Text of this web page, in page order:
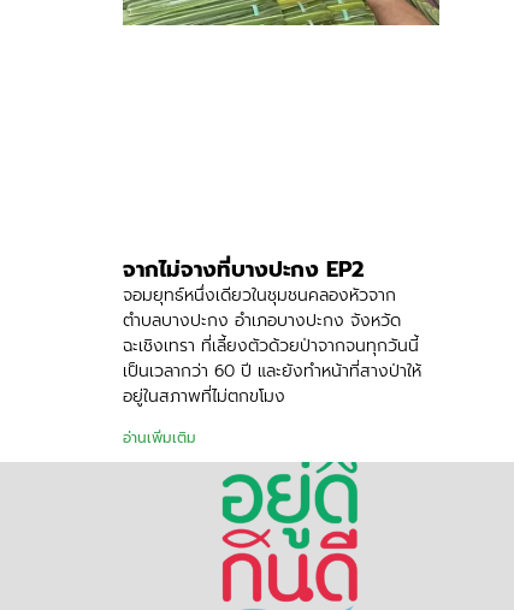
จากไม่จางที่บางปะกง EP2
จอมยุทธ์หนึ่งเดียวในชุมชนคลองหัวจาก
ตำบลบางปะกง อำเภอบางปะกง จังหวัด
ฉะเชิงเทรา ที่เลี้ยงตัวด้วยป่าจากจนทุกวันนี้
เป็นเวลากว่า 60 ปี และยังทำหน้าที่สางป่าให้
อยู่ในสภาพที่ไม่ตกขโมง
อ่านเพิ่มเติม